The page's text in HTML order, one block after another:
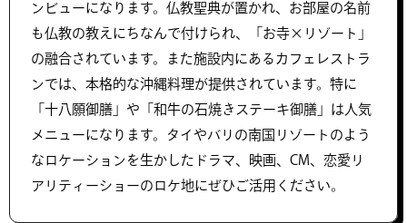
ンビューになります。仏教聖典が置かれ、お部屋の名前
も仏教の教えにちなんで付けられ、「お寺×リゾート」
の融合されています。また施設内にあるカフェレストラ
ンでは、本格的な沖縄料理が提供されています。特に
「十八願御膳」や「和牛の石焼きステーキ御膳」は人気
メニューになります。タイやバリの南国リゾートのよう
なロケーションを生かしたドラマ、映画、CM、恋愛リ
アリティーショーのロケ地にぜひご活用ください。